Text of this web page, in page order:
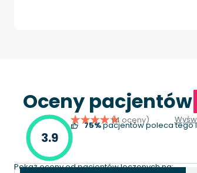
Oceny pacjentów
3.9
(4 oceny)
75%pacjentów poleca tego
Pokaż oceny od pacjentów leczonych na: